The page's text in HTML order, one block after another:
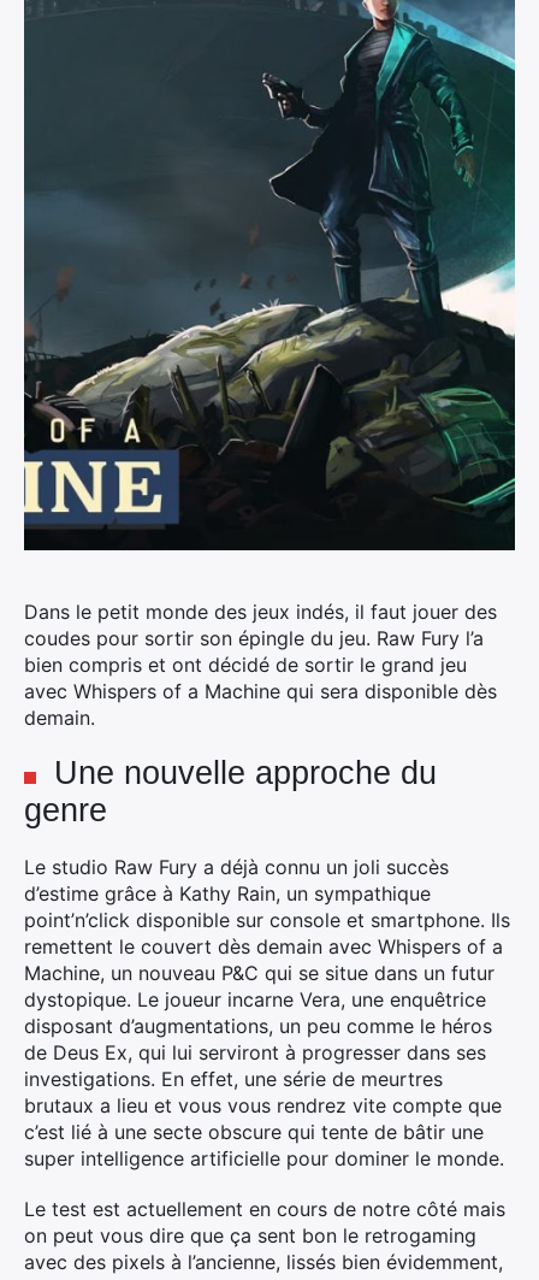
Dans le petit monde des jeux indés, il faut jouer des
coudes pour sortir son épingle du jeu. Raw Fury l’a
bien compris et ont décidé de sortir le grand jeu
avec Whispers of a Machine qui sera disponible dès
demain.
Une nouvelle approche du
genre
Le studio Raw Fury a déjà connu un joli succès
d’estime grâce à Kathy Rain, un sympathique
point’n’click disponible sur console et smartphone. Ils
remettent le couvert dès demain avec Whispers of a
Machine, un nouveau P&C qui se situe dans un futur
dystopique. Le joueur incarne Vera, une enquêtrice
disposant d’augmentations, un peu comme le héros
de Deus Ex, qui lui serviront à progresser dans ses
investigations. En effet, une série de meurtres
brutaux a lieu et vous vous rendrez vite compte que
c’est lié à une secte obscure qui tente de bâtir une
super intelligence artificielle pour dominer le monde.
Le test est actuellement en cours de notre côté mais
on peut vous dire que ça sent bon le retrogaming
avec des pixels à l’ancienne, lissés bien évidemment,